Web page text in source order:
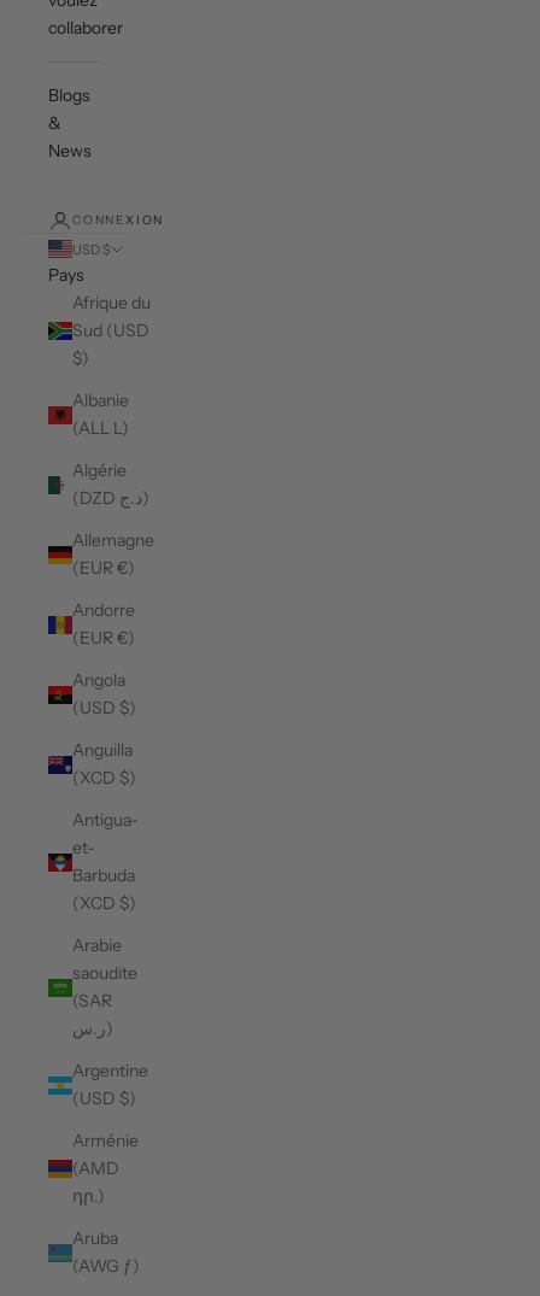
collaborer ?
Blogs
&
News
CONNEXION
USD $
Pays
Afrique du
Sud (USD
$)
Albanie
(ALL L)
Algérie
(DZD د.ج)
Allemagne
(EUR €)
Andorre
(EUR €)
Angola
(USD $)
Anguilla
(XCD $)
Antigua-
et-
Barbuda
(XCD $)
Arabie
saoudite
(SAR
ر.س)
Argentine
(USD $)
Arménie
(AMD
դր.)
Aruba
(AWG ƒ)